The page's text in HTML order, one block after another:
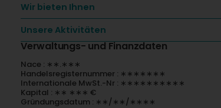
Wir bieten Ihnen
Unsere Aktivitäten
Verwaltungs- und Finanzdaten
Nace : ∗∗.∗∗∗
Handelsregisternummer : ∗∗∗∗∗∗∗
Internationale MwSt.-Nr : ∗∗∗∗∗∗∗∗∗∗
Kapital : ∗∗ ∗∗∗ €
Gründungsdatum : ∗∗/∗∗/∗∗∗∗